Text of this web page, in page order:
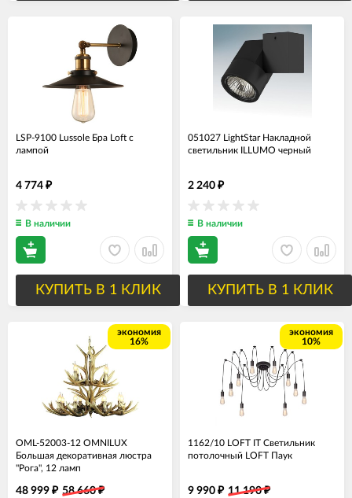
LSP-9100 Lussole Бра Loft с
лампой
4 774 ₽
В наличии
КУПИТЬ В 1 КЛИК
051027 LightStar Накладной
светильник ILLUMO черный
2 240 ₽
В наличии
КУПИТЬ В 1 КЛИК
экономия
16%
OML-52003-12 OMNILUX
Большая декоративная люстра
"Рога", 12 ламп
48 999 ₽ 58 660₽
экономия
10%
1162/10 LOFT IT Светильник
потолочный LOFT Паук
9 990 ₽ 11 190₽